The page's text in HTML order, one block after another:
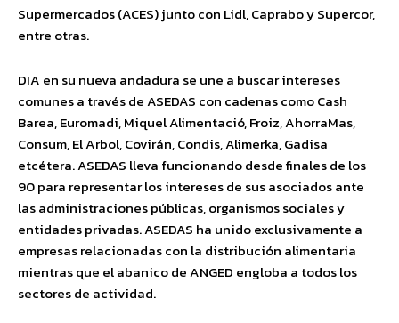
Supermercados (ACES) junto con Lidl, Caprabo y Supercor,
entre otras.
DIA en su nueva andadura se une a buscar intereses
comunes a través de ASEDAS con cadenas como Cash
Barea, Euromadi, Miquel Alimentació, Froiz, AhorraMas,
Consum, El Arbol, Covirán, Condis, Alimerka, Gadisa
etcétera. ASEDAS lleva funcionando desde finales de los
90 para representar los intereses de sus asociados ante
las administraciones públicas, organismos sociales y
entidades privadas. ASEDAS ha unido exclusivamente a
empresas relacionadas con la distribución alimentaria
mientras que el abanico de ANGED engloba a todos los
sectores de actividad.